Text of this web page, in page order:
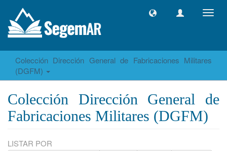
Colección Dirección General de Fabricaciones Militares
(DGFM)
Colección Dirección General de
Fabricaciones Militares (DGFM)
LISTAR POR